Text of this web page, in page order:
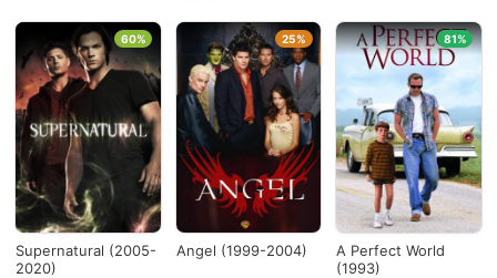
Supernatural (2005-
2020)
60%
Angel (1999-2004)
25%
A Perfect World
(1993)
81%